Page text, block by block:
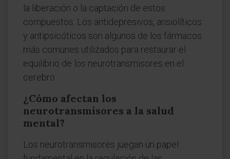
la liberación o la captación de estos
compuestos. Los antidepresivos, ansiolíticos
y antipsicóticos son algunos de los fármacos
más comunes utilizados para restaurar el
equilibrio de los neurotransmisores en el
cerebro.
¿Cómo afectan los
neurotransmisores a la salud
mental?
Los neurotransmisores juegan un papel